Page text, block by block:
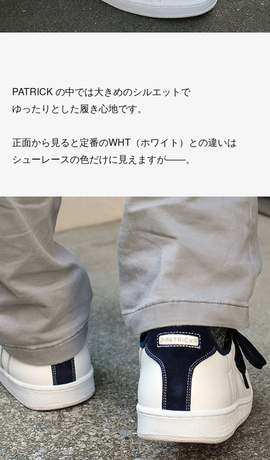
PATRICK の中では大きめのシルエットで
ゆったりとした履き心地です。
正面から見ると定番のWHT（ホワイト）との違いは
シューレースの色だけに見えますが――。